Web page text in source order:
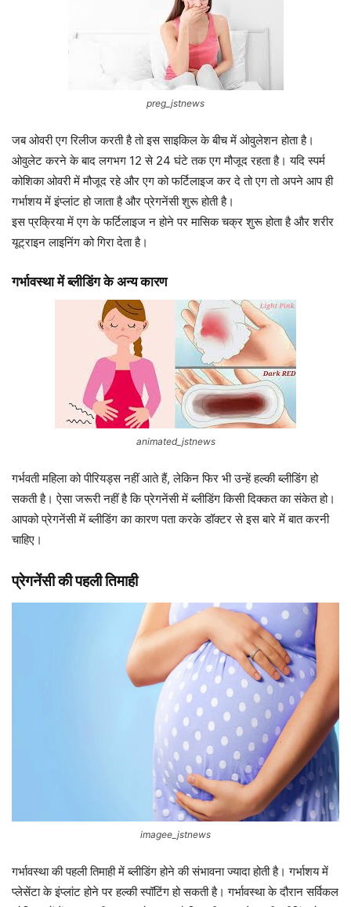
preg_jstnews
जब ओवरी एग रिलीज करती है तो इस साइकिल के बीच में ओवुलेशन होता है।
ओवुलेट करने के बाद लगभग 12 से 24 घंटे तक एग मौजूद रहता है। यदि स्‍पर्म
कोशिका ओवरी में मौजूद रहे और एग को फर्टिलाइज कर दे तो एग तो अपने आप ही
गर्भाशय में इंप्‍लांट हो जाता है और प्रेगनेंसी शुरू होती है।
इस प्रक्रिया में एग के फर्टिलाइज न होने पर मासिक चक्र शुरू होता है और शरीर
यूट्राइन लाइनिंग को गिरा देता है।
गर्भावस्‍था में ब्‍लीडिंग के अन्‍य कारण
animated_jstnews
गर्भवती महिला को पीरियड्स नहीं आते हैं, लेकिन फिर भी उन्‍हें हल्‍की ब्‍लीडिंग हो
सकती है। ऐसा जरूरी नहीं है कि प्रेगनेंसी में ब्‍लीडिंग किसी दिक्‍कत का संकेत हो।
आपको प्रेगनेंसी में ब्‍लीडिंग का कारण पता करके डॉक्‍टर से इस बारे में बात करनी
चाहिए।
प्रेगनेंसी की पहली तिमाही
imagee_jstnews
गर्भावस्‍था की पहली तिमाही में ब्‍लीडिंग होने की संभावना ज्‍यादा होती है। गर्भाशय में
प्‍लेसेंटा के इंप्‍लांट होने पर हल्‍की स्‍पॉटिंग हो सकती है। गर्भावस्‍था के दौरान सर्विकल